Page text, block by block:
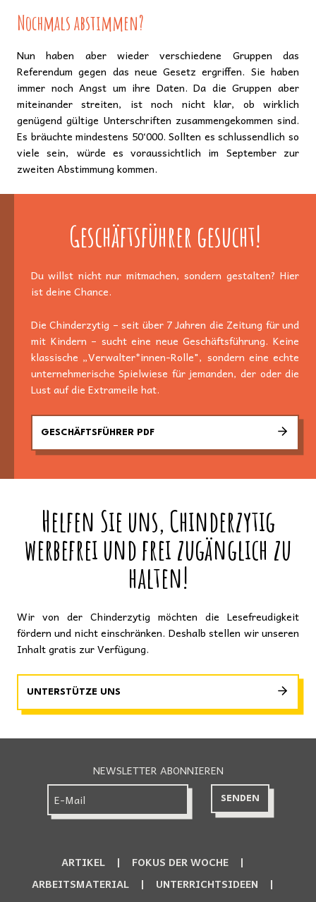
Nochmals abstimmen?
Nun haben aber wieder verschiedene Gruppen das
Referendum gegen das neue Gesetz ergriffen. Sie haben
immer noch Angst um ihre Daten. Da die Gruppen aber
miteinander streiten, ist noch nicht klar, ob wirklich
genügend gültige Unterschriften zusammengekommen sind.
Es bräuchte mindestens 50‘000. Sollten es schlussendlich so
viele sein, würde es voraussichtlich im September zur
zweiten Abstimmung kommen.
Geschäftsführer gesucht!
Du willst nicht nur mitmachen, sondern gestalten? Hier
ist deine Chance.
Die Chinderzytig – seit über 7 Jahren die Zeitung für und
mit Kindern – sucht eine neue Geschäftsführung. Keine
klassische „Verwalter*innen-Rolle", sondern eine echte
unternehmerische Spielwiese für jemanden, der oder die
Lust auf die Extrameile hat.
GESCHÄFTSFÜHRER PDF
Helfen Sie uns, Chinderzytig
werbefrei und frei zugänglich zu
halten!
Wir von der Chinderzytig möchten die Lesefreudigkeit
fördern und nicht einschränken. Deshalb stellen wir unseren
Inhalt gratis zur Verfügung.
UNTERSTÜTZE UNS
NEWSLETTER ABONNIEREN
ARTIKEL
FOKUS DER WOCHE
ARBEITSMATERIAL
UNTERRICHTSIDEEN